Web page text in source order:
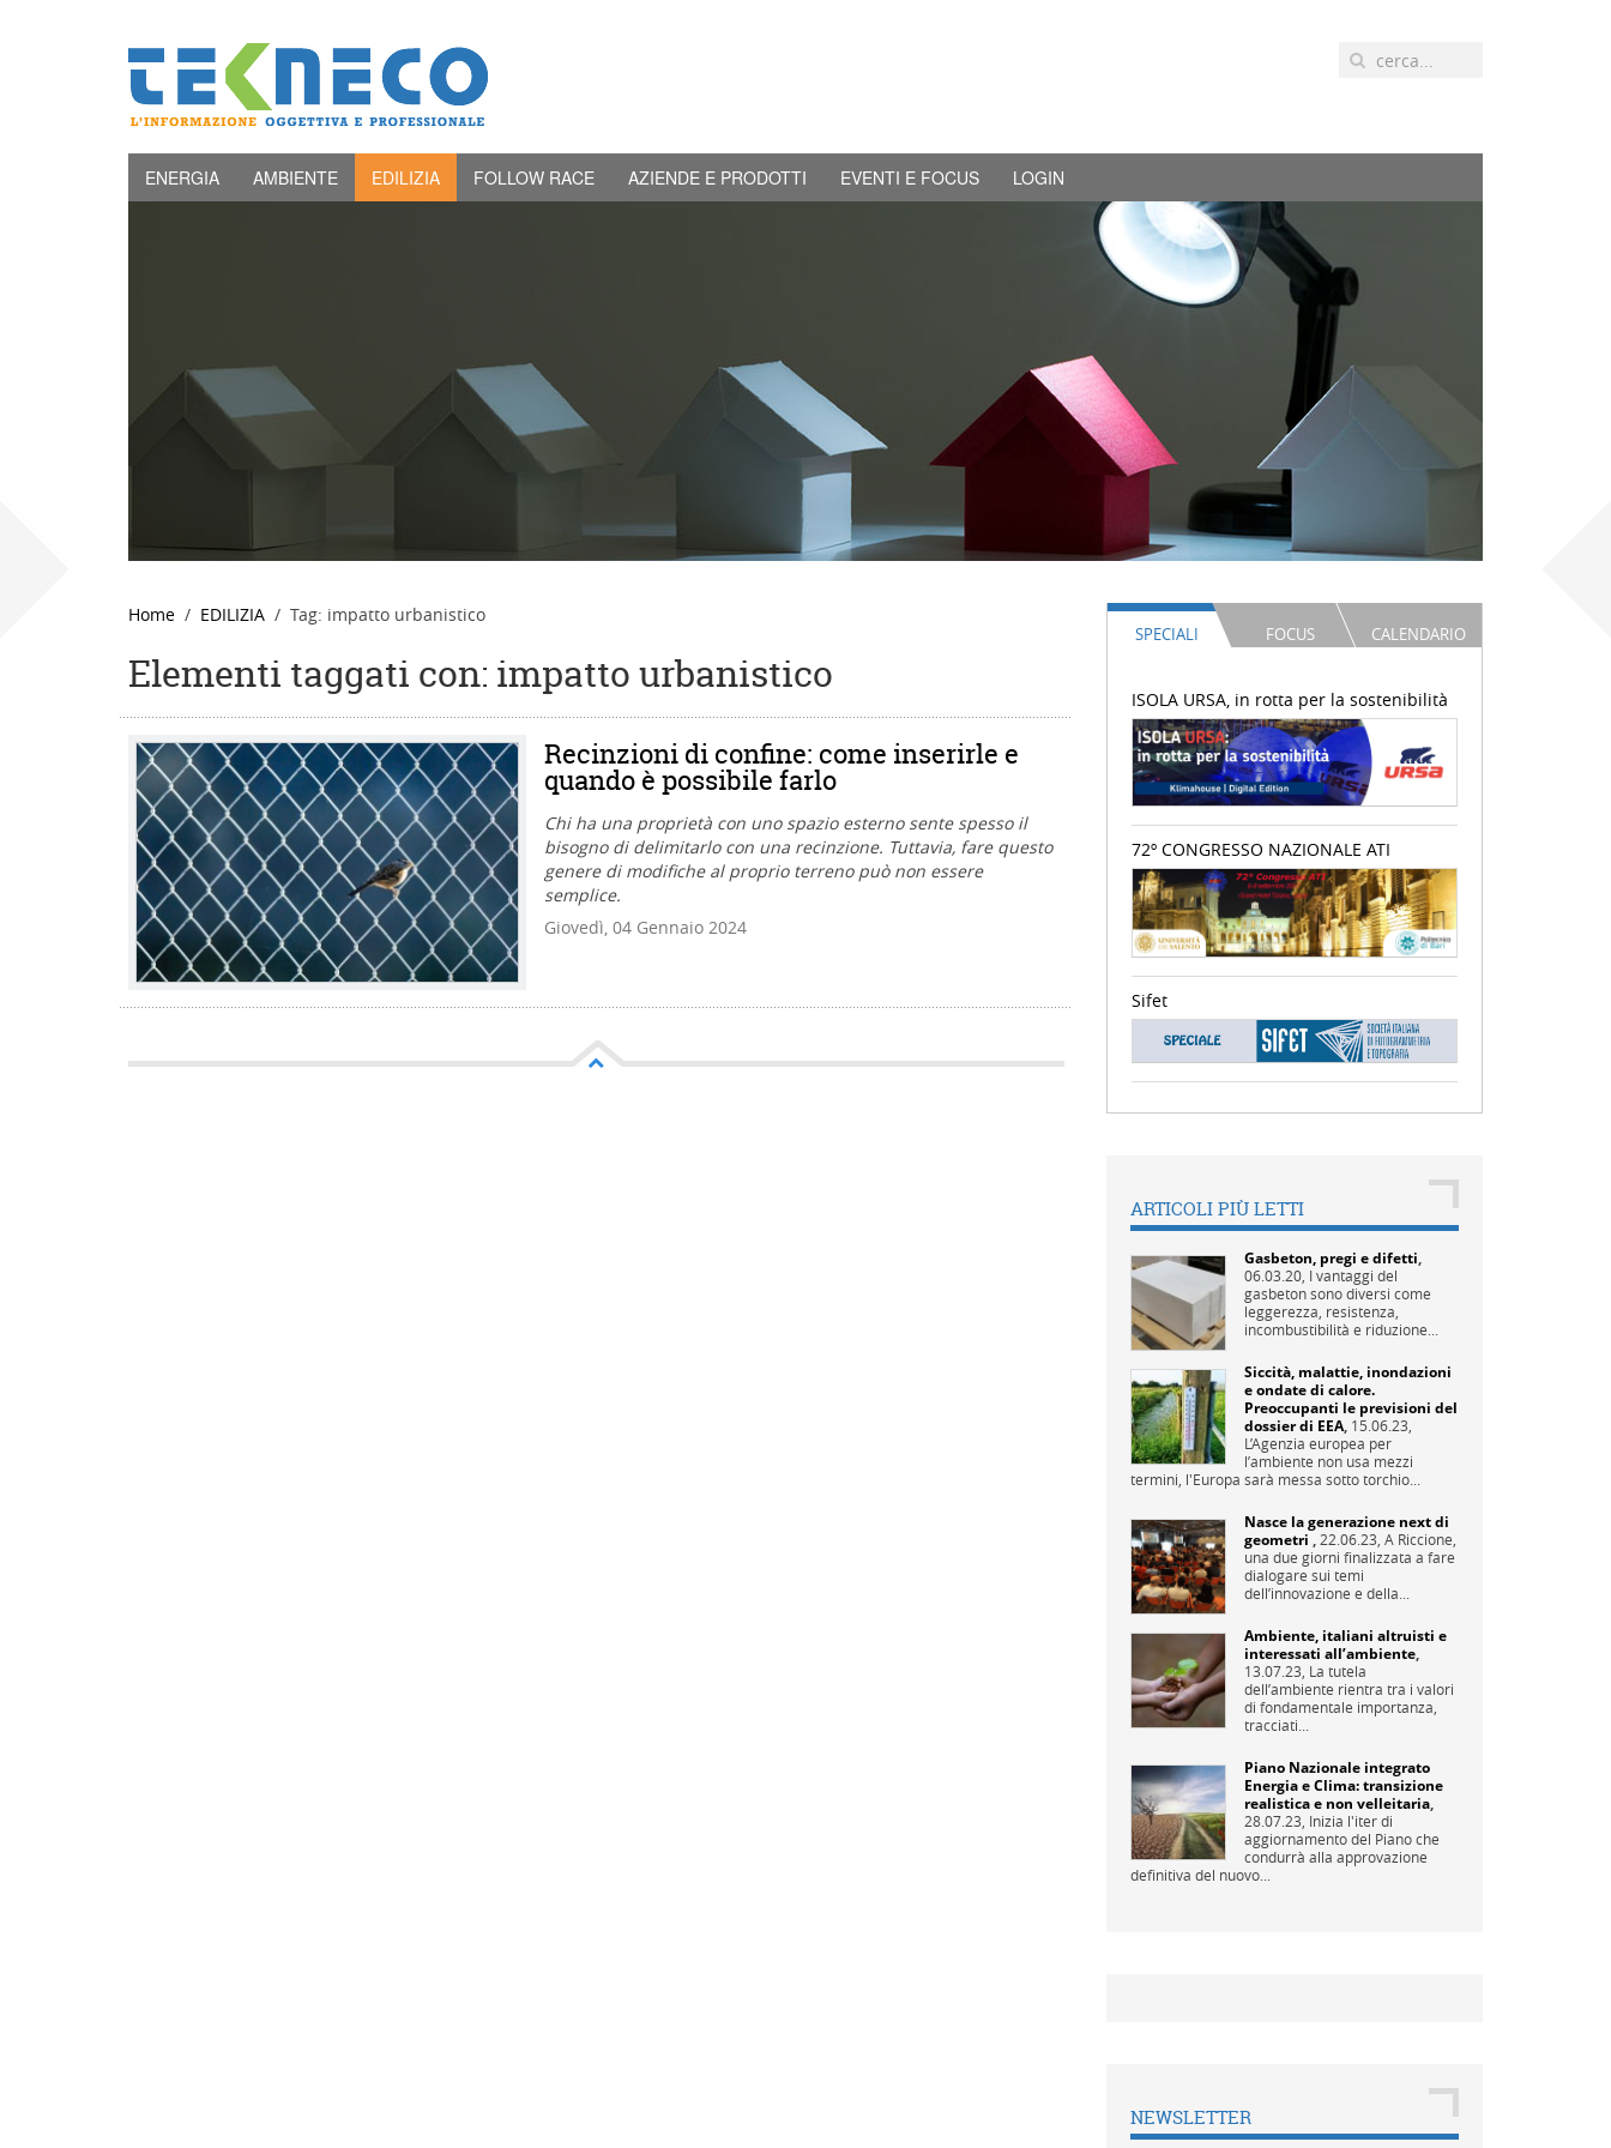
ENERGIA AMBIENTE EDILIZIA FOLLOW RACE AZIENDE E PRODOTTI EVENTI E FOCUS LOGIN
Home EDILIZIA Tag: impatto urbanistico
Elementi taggati con: impatto urbanistico
Recinzioni di confine: come inserirle e
quando è possibile farlo
Chi ha una proprietà con uno spazio esterno sente spesso il
bisogno di delimitarlo con una recinzione. Tuttavia, fare questo
genere di modifiche al proprio terreno può non essere
semplice.
Giovedì, 04 Gennaio 2024
SPECIALI FOCUS CALENDARIO
ISOLA URSA, in rotta per la sostenibilità
72º CONGRESSO NAZIONALE ATI
Sifet
ARTICOLI PIÙ LETTI
Gasbeton, pregi e difetti,
06.03.20, I vantaggi del
gasbeton sono diversi come
leggerezza, resistenza,
incombustibilità e riduzione...
Siccità, malattie, inondazioni
e ondate di calore.
Preoccupanti le previsioni del
dossier di EEA, 15.06.23,
L’Agenzia europea per
l’ambiente non usa mezzi
termini, l'Europa sarà messa sotto torchio...
Nasce la generazione next di
geometri , 22.06.23, A Riccione,
una due giorni finalizzata a fare
dialogare sui temi
dell’innovazione e della...
Ambiente, italiani altruisti e
interessati all’ambiente,
13.07.23, La tutela
dell’ambiente rientra tra i valori
di fondamentale importanza,
tracciati...
Piano Nazionale integrato
Energia e Clima: transizione
realistica e non velleitaria,
28.07.23, Inizia l'iter di
aggiornamento del Piano che
condurrà alla approvazione
definitiva del nuovo...
NEWSLETTER